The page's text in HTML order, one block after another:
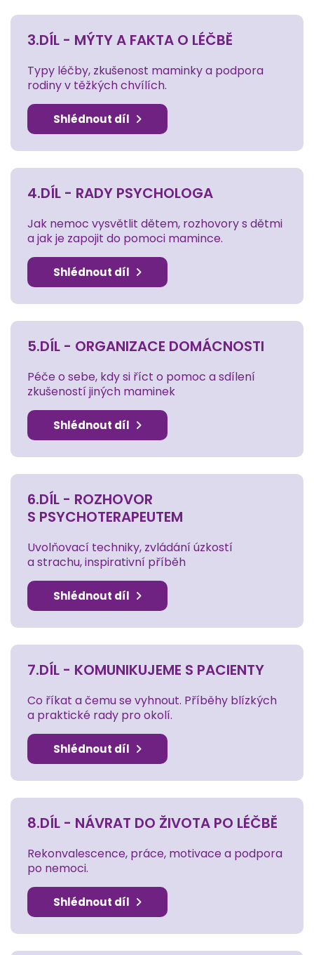
3.DÍL - MÝTY A FAKTA O LÉČBĚ
Typy léčby, zkušenost maminky a podpora
rodiny v těžkých chvílích.
Shlédnout díl
4.DÍL - RADY PSYCHOLOGA
Jak nemoc vysvětlit dětem, rozhovory s dětmi
a jak je zapojit do pomoci mamince.
Shlédnout díl
5.DÍL - ORGANIZACE DOMÁCNOSTI
Péče o sebe, kdy si říct o pomoc a sdílení
zkušeností jiných maminek
Shlédnout díl
6.DÍL - ROZHOVOR
S PSYCHOTERAPEUTEM
Uvolňovací techniky, zvládání úzkostí
a strachu, inspirativní příběh
Shlédnout díl
7.DÍL - KOMUNIKUJEME S PACIENTY
Co říkat a čemu se vyhnout. Příběhy blízkých
a praktické rady pro okolí.
Shlédnout díl
8.DÍL - NÁVRAT DO ŽIVOTA PO LÉČBĚ
Rekonvalescence, práce, motivace a podpora
po nemoci.
Shlédnout díl